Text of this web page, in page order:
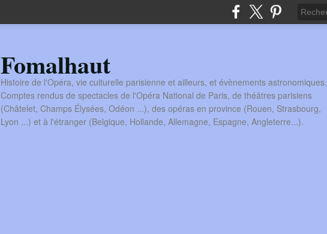
Fomalhaut
Histoire de l'Opéra, vie culturelle parisienne et ailleurs, et évènements astronomiques.
Comptes rendus de spectacles de l'Opéra National de Paris, de théâtres parisiens
(Châtelet, Champs Élysées, Odéon ...), des opéras en province (Rouen, Strasbourg,
Lyon ...) et à l'étranger (Belgique, Hollande, Allemagne, Espagne, Angleterre...).